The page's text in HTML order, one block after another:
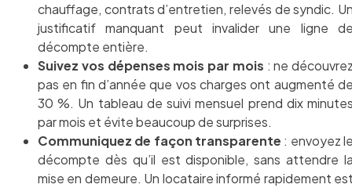
chauffage, contrats d’entretien, relevés de syndic.
justificatif manquant peut invalider une ligne
décompte entière.
Suivez vos dépenses mois par mois : ne
pas en fin d’année que vos charges ont augmenté
30 %. Un tableau de suivi mensuel prend dix
par mois et évite beaucoup de surprises.
Communiquez de façon transparente : envoyez
décompte dès qu’il est disponible, sans attendre
mise en demeure. Un locataire informé rapidement